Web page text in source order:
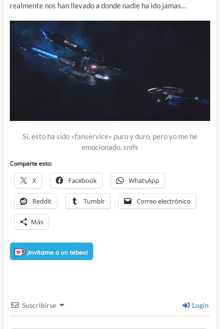
realmente nos han llevado a donde nadie ha ido jamas…
Si, esto ha sido «fanservice» puro y duro, pero yo me he
emocionado, snifs
Comparte esto:
X Facebook WhatsApp
Reddit Tumblr Correo electrónico
Más
Suscribirse Login